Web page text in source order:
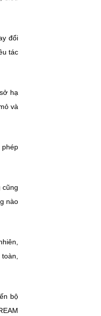
đổi
tác
hạ
và
phép
cũng
nào
bộ